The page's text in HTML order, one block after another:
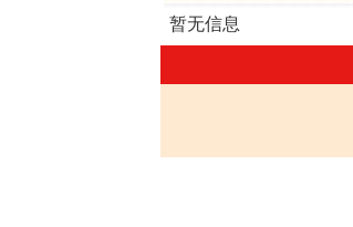
暂无信息